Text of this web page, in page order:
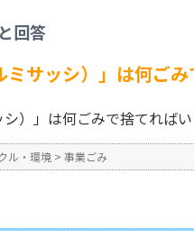
回答
ミサッシ）」は何ご
）」は何ごみで捨てれば
ル・環境 > 事業ごみ